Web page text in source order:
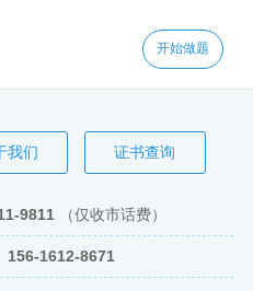
开始做题
我们 证书查询
9811 （仅收市话费）
156-1612-8671